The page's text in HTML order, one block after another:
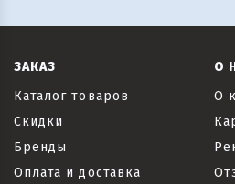
ЗАКАЗ
Каталог товаров
Скидки
Бренды
Оплата и доставка
О
О